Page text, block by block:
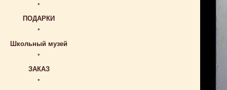
*
ПОДАРКИ
*
Школьный музей
*
ЗАКАЗ
*